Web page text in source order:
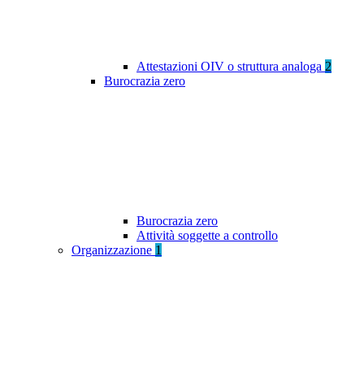
Attestazioni OIV o struttura analoga 2
Burocrazia zero
Burocrazia zero
Attività soggette a controllo
Organizzazione 1